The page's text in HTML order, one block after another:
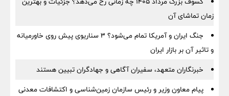
زمان تماشای آن
جنگ ایران و آمریکا تمام می‌شود؟ ۳ سناریوی پیش روی خاورمیانه
و تاثیر آن بر بازار ایران
خبرنگاران متعهد، سفیران آگاهی و جهادگران تبیین هستند
پیام معاون وزیر و رئیس سازمان زمین‌شناسی و اکتشافات معدنی